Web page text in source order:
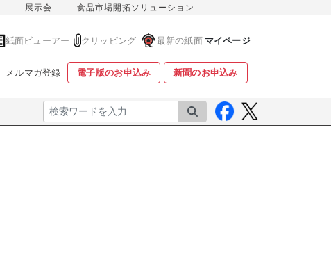
展示会 食品市場開拓ソリューション
紙面ビューアー クリッピング 最新の紙面 マイページ
メルマガ登録 電子版のお申込み 新聞のお申込み
検索